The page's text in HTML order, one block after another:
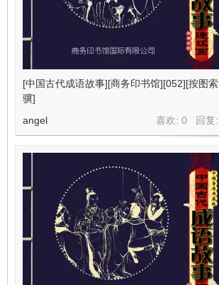
[中国古代成语故事][商务印书馆][052][按图索
骥]
喜欢: 0 回复:
angel